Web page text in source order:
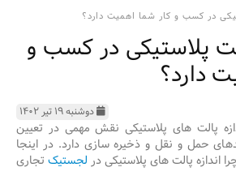
در کسب و کار شما اهمیت دارد؟
پلاستیکی در کسب و
دارد؟
دوشنبه ۱۹ تیر ۱۴۰۲
پالت های پلاستیکی نقش مهمی در تعیین
حمل و نقل و ذخیره سازی دارد. در اینجا
اندازه پالت های پلاستیکی در لجستیک تجاری